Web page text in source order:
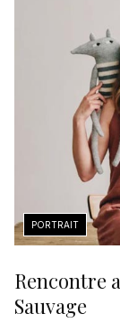
Rencontre
Sauvage